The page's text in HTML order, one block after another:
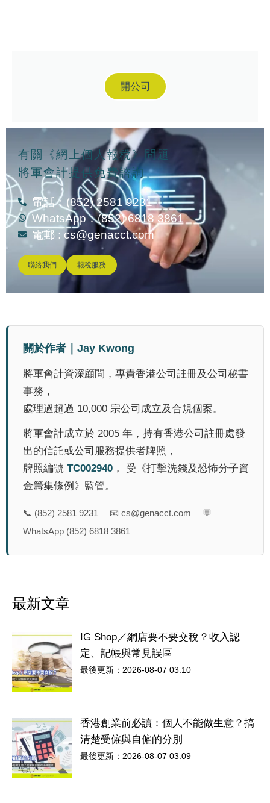
開公司
有關《網上個人報稅》問題
將軍會計提供免費諮詢
電話：(852) 2581 9231
WhatsApp：(852) 6818 3861
電郵 : cs@genacct.com
聯絡我們 報稅服務
關於作者｜Jay Kwong
將軍會計資深顧問，專責香港公司註冊及公司秘書
事務，
處理過超過 10,000 宗公司成立及合規個案。
將軍會計成立於 2005 年，持有香港公司註冊處發
出的信託或公司服務提供者牌照，
牌照編號 TC002940 ， 受《打擊洗錢及恐怖分子資
金籌集條例》監管。
📞 (852) 2581 9231 📧 cs@genacct.com 💬
WhatsApp (852) 6818 3861
最新文章
IG Shop／網店要不要交稅？收入認
定、記帳與常見誤區
最後更新：2026-08-07 03:10
香港創業前必讀：個人不能做生意？搞
清楚受僱與自僱的分別
最後更新：2026-08-07 03:09